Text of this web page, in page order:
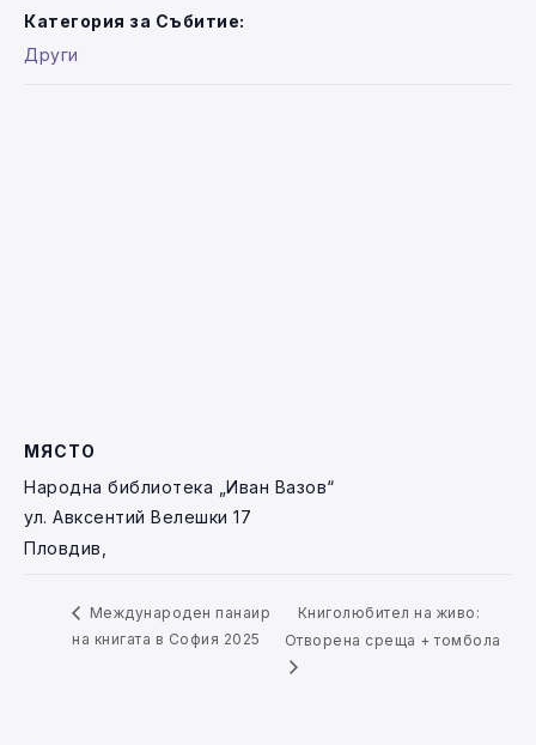
Категория за Събитие:
Други
МЯСТО
Народна библиотека „Иван Вазов“
ул. Авксентий Велешки 17
Пловдив
Международен панаир
на книгата в София 2025
Книголюбител на живо:
Отворена среща + томбола